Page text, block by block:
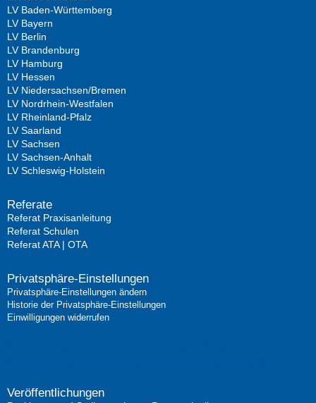
LV Baden-Württemberg
LV Bayern
LV Berlin
LV Brandenburg
LV Hamburg
LV Hessen
LV Niedersachsen/Bremen
LV Nordrhein-Westfalen
LV Rheinland-Pfalz
LV Saarland
LV Sachsen
LV Sachsen-Anhalt
LV Schleswig-Holstein
Referate
Referat Praxisanleitung
Referat Schulen
Referat ATA | OTA
Privatsphäre-Einstellungen
Privatsphäre-Einstellungen ändern
Historie der Privatsphäre-Einstellungen
Einwilligungen widerrufen
Veröffentlichungen